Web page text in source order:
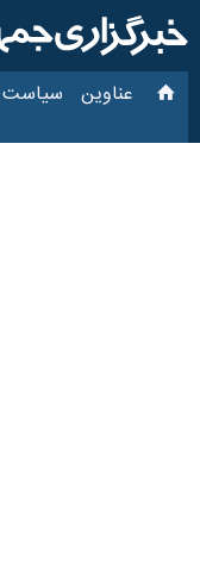
عناوین‌ سیاست